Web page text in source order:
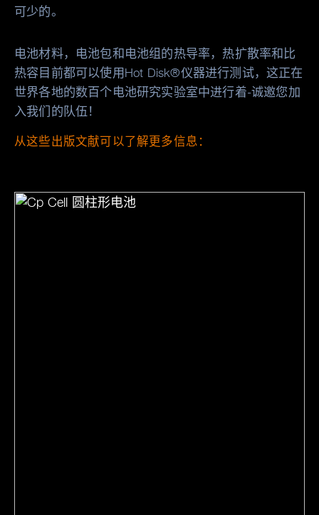
可少的。
电池材料，电池包和电池组的热导率，热扩散率和比
热容目前都可以使用Hot Disk®仪器进行测试，这正在
世界各地的数百个电池研究实验室中进行着-诚邀您加
入我们的队伍！
从这些出版文献可以了解更多信息：